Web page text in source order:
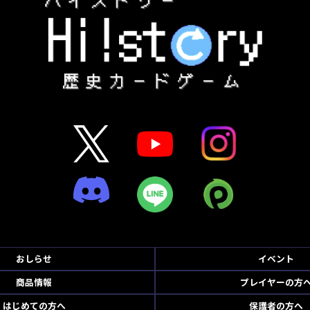
おしらせ
イベント
商品情報
プレイヤーの方
はじめての方へ
保護者の方へ